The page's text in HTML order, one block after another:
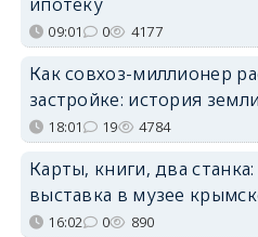
09:01 0 4177
Как совхоз-миллионер
застройке: история
18:01 19 4784
Карты, книги, два
выставка в музее
16:02 0 890